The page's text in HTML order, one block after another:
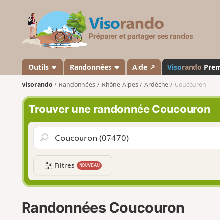
s
a
n
d
o
Outils Randonnées Aide ↗ Visorando
Visorando Randonnées Rhône-Alpes Ardèche Coucouron
Trouver une randonnée Coucouron
Filtres NOUVEAU
Randonnées Coucouron